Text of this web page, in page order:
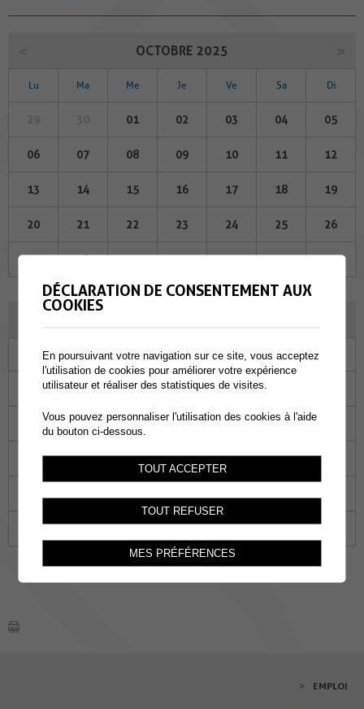
OCTOBRE 2025
Lu Ma Me Je Ve Sa Di
01 02 03 04 05
06 07 08 09 10 11 12
13 14 15 16 17 18 19
20 21 22 23 24 25 26
27 28 29 30 31 01 02
Ma Me Je Ve Sa
28 29 30 31
04 05 06 07 08
11 12 13 14 15
25 26 27 28 29
EMPLOI
DÉCLARATION DE CONSENTEMENT AUX
COOKIES
En poursuivant votre navigation sur ce site, vous acceptez
l'utilisation de cookies pour améliorer votre expérience
utilisateur et réaliser des statistiques de visites.
Vous pouvez personnaliser l'utilisation des cookies à l'aide
du bouton ci-dessous.
TOUT ACCEPTER
TOUT REFUSER
MES PRÉFÉRENCES